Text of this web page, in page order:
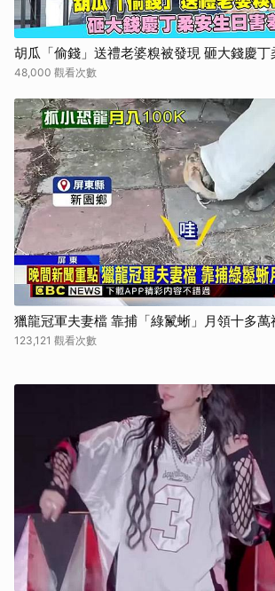
胡瓜「偷錢」送禮老婆糗被發現 砸大錢慶丁
48,000 觀看次數
獵龍冠軍夫妻檔 靠捕「綠鬣蜥」月領十多萬
123,121 觀看次數